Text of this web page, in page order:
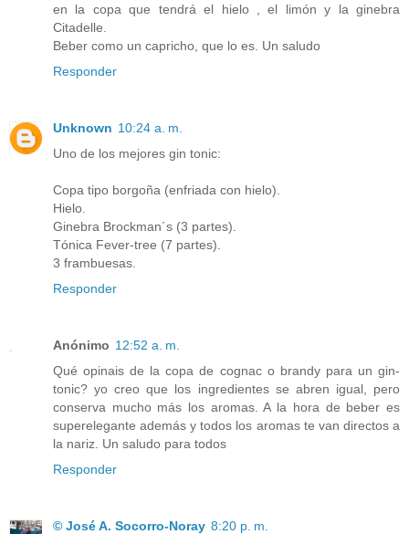
en la copa que tendrá el hielo , el limón y la ginebra
Citadelle.
Beber como un capricho, que lo es. Un saludo
Responder
Unknown 10:24 a. m.
Uno de los mejores gin tonic:
Copa tipo borgoña (enfriada con hielo).
Hielo.
Ginebra Brockman´s (3 partes).
Tónica Fever-tree (7 partes).
3 frambuesas.
Responder
Anónimo 12:52 a. m.
Qué opinais de la copa de cognac o brandy para un gin-
tonic? yo creo que los ingredientes se abren igual, pero
conserva mucho más los aromas. A la hora de beber es
superelegante además y todos los aromas te van directos a
la nariz. Un saludo para todos
Responder
© José A. Socorro-Noray 8:20 p. m.